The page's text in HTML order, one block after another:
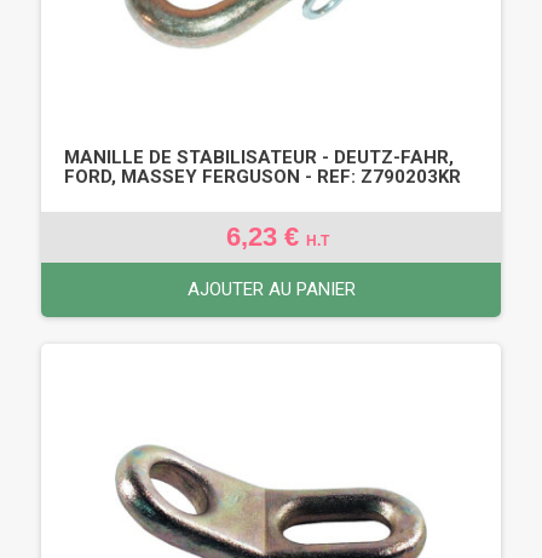
MANILLE DE STABILISATEUR - DEUTZ-FAHR,
FORD, MASSEY FERGUSON - REF: Z790203KR
6,23 € H.T
AJOUTER AU PANIER